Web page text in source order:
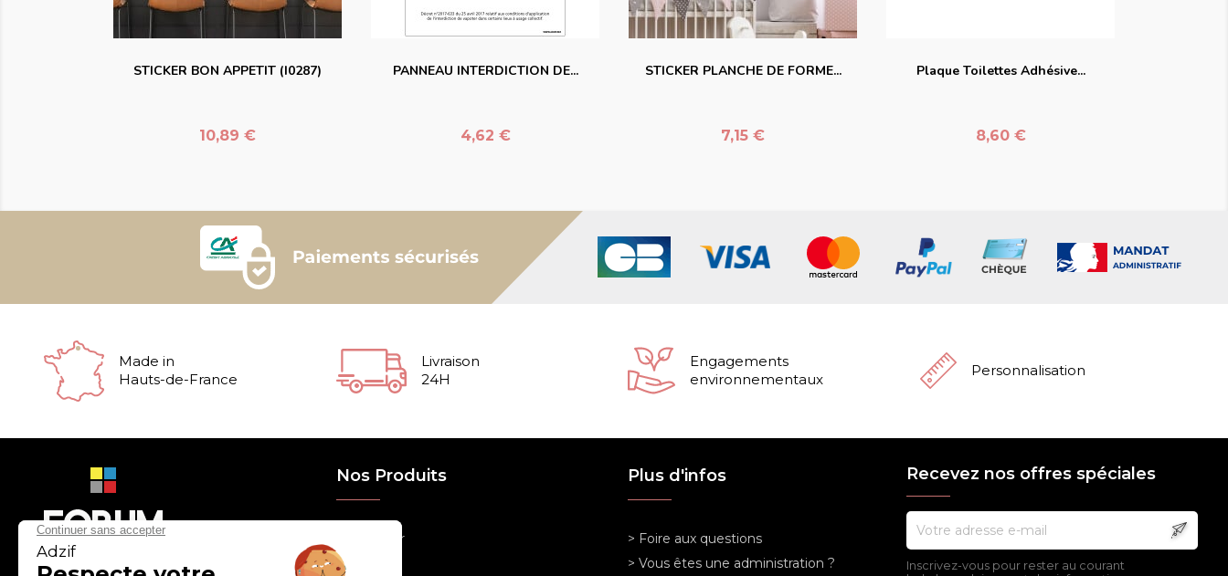
favorite_border
STICKER BON APPETIT (I0287)
Prix
10,89 €
favorite_border
PANNEAU INTERDICTION DE...
Prix
4,62 €
favorite_border
STICKER PLANCHE DE FORME...
Prix
7,15 €
Plaque Toilettes Adhésive...
Prix
8,60 €
Made in
Hauts-de-France
Livraison
24H
Engagements
environnementaux
Personnalisation
Nos Produits
> Relooker
> Habiller
Plus d'infos
> Foire aux questions
> Vous êtes une administration ?
Recevez nos offres spéciales
Inscrivez-vous pour rester au courant